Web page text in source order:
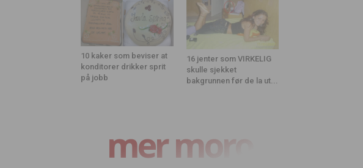
10 kaker som beviser at
konditorer drikker sprit
på jobb
16 jenter som VIRKELIG
skulle sjekket
bakgrunnen før de la ut...
mer moro